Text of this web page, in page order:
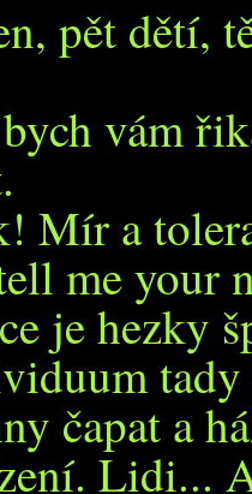
pět dětí,
vám
Mír a
me your
je hezky
čapat a
Lidi...